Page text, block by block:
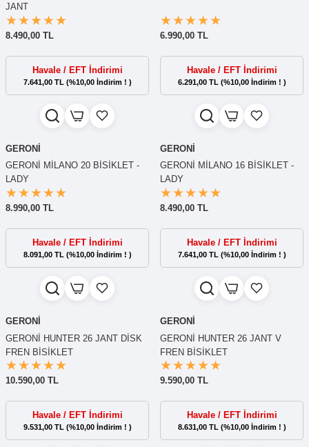
JANT
8.490,00 TL
Havale / EFT İndirimi
7.641,00 TL (%10,00 İndirim ! )
6.990,00 TL
Havale / EFT İndirimi
6.291,00 TL (%10,00 İndirim ! )
GERONİ
GERONİ MİLANO 20 BİSİKLET -
LADY
8.990,00 TL
Havale / EFT İndirimi
8.091,00 TL (%10,00 İndirim ! )
GERONİ
GERONİ MİLANO 16 BİSİKLET -
LADY
8.490,00 TL
Havale / EFT İndirimi
7.641,00 TL (%10,00 İndirim ! )
GERONİ
GERONİ HUNTER 26 JANT DİSK
FREN BİSİKLET
10.590,00 TL
Havale / EFT İndirimi
9.531,00 TL (%10,00 İndirim ! )
GERONİ
GERONİ HUNTER 26 JANT V
FREN BİSİKLET
9.590,00 TL
Havale / EFT İndirimi
8.631,00 TL (%10,00 İndirim ! )